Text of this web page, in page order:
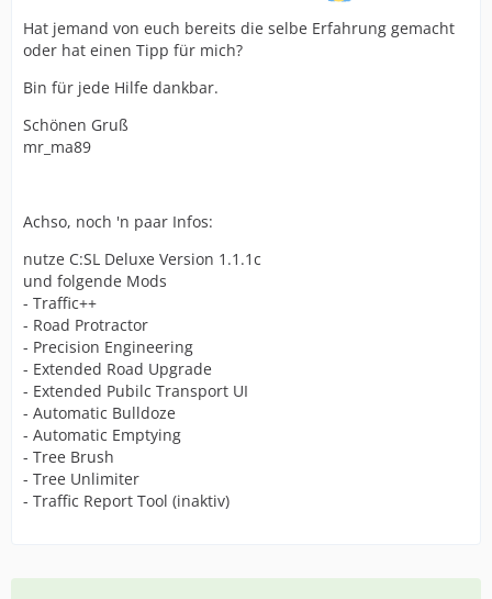
Hat jemand von euch bereits die selbe Erfahrung gemacht
oder hat einen Tipp für mich?
Bin für jede Hilfe dankbar.
Schönen Gruß
mr_ma89
Achso, noch 'n paar Infos:
nutze C:SL Deluxe Version 1.1.1c
und folgende Mods
- Traffic++
- Road Protractor
- Precision Engineering
- Extended Road Upgrade
- Extended Pubilc Transport UI
- Automatic Bulldoze
- Automatic Emptying
- Tree Brush
- Tree Unlimiter
- Traffic Report Tool (inaktiv)